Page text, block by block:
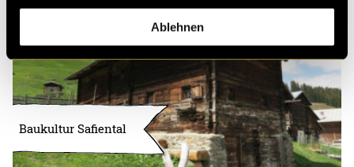
Ablehnen
Baukultur Safiental